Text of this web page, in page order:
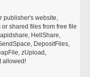
publisher's website,
or shared files from free file
HellShare,
DepositFiles,
zUpload,
allowed!